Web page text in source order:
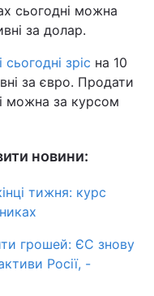
сьогодні можна
за долар.
зріс на 10
за євро. Продати
можна за курсом
новини:
тижня: курс
грошей: ЄС знову
Росії, -